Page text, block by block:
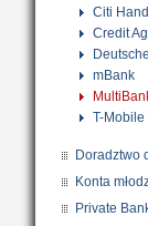
Citi
Credit
mBank
T-Mobile
Doradztwo
Konta
Private